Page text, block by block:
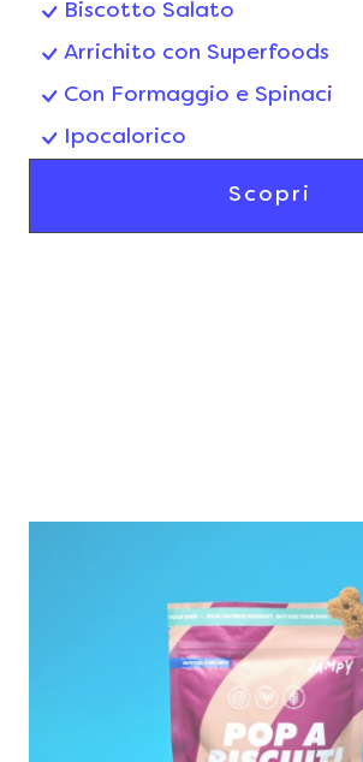
Biscotto Salato
Arrichito con Superfoods
Con Formaggio e Spinaci
Ipocalorico
Scopri